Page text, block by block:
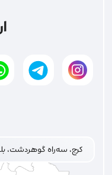
کرج، سه‌راه گوهردشت،